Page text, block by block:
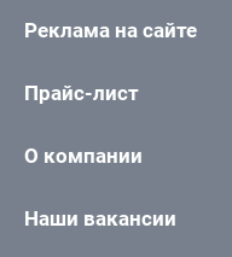
Реклама на сайте
Прайс-лист
О компании
Наши вакансии